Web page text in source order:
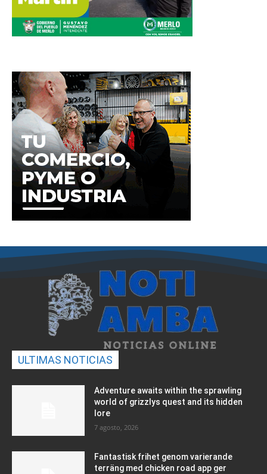
ULTIMAS NOTICIAS
Adventure awaits within the sprawling
world of grizzlys quest and its hidden
lore
7 agosto, 2026
Fantastisk frihet genom varierande
terräng med chicken road app ger